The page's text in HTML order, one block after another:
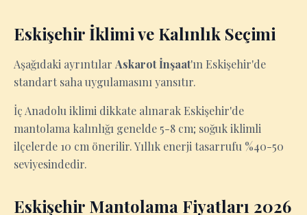
Eskişehir İklimi ve Kalınlık Seçimi
Aşağıdaki ayrıntılar Askarot İnşaat'ın Eskişehir'de
standart saha uygulamasını yansıtır.
İç Anadolu iklimi dikkate alınarak Eskişehir'de
mantolama kalınlığı genelde 5-8 cm; soğuk iklimli
ilçelerde 10 cm önerilir. Yıllık enerji tasarrufu %40-50
seviyesindedir.
Eskişehir Mantolama Fiyatları 2026